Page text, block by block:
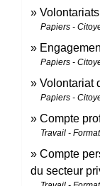
Volontariats
Papiers -
Papiers -
Volontariat
Papiers -
Compte
Travail -
Compte
du secteur